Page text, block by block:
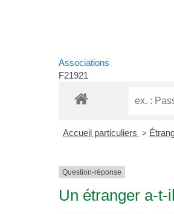
Associations
F21921
Accueil particuliers >
Question-réponse
Un étranger a-